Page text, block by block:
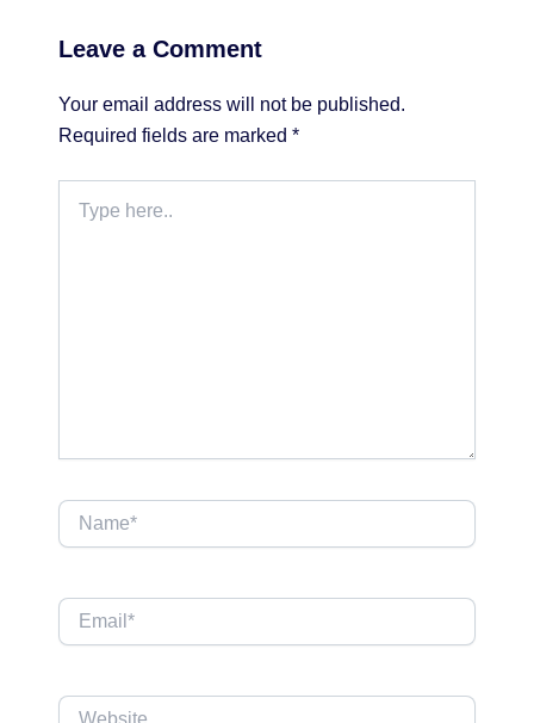
Leave a Comment
Your email address will not be published.
Required fields are marked *
here..
Name*
Email*
Website